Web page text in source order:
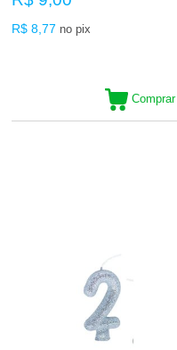
R$ 8,77 no pix
Comprar